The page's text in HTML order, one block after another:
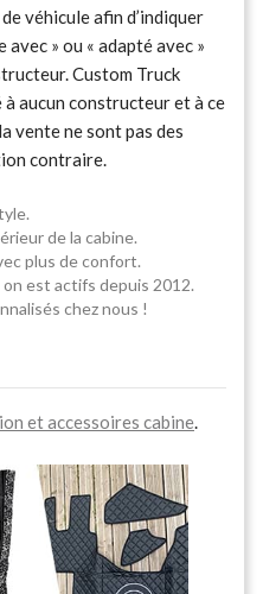
véhicule afin d’indiquer
» ou « adapté avec »
Custom Truck
aucun constructeur et à ce
vente ne sont pas des
contraire.
de la cabine.
plus de confort.
est actifs depuis 2012.
chez nous !
et accessoires cabine.